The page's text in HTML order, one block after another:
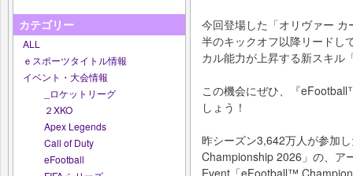
カテゴリー
ALL
ｅスポーツタイトル情報
イベント・大会情報
_ロケットリーグ
２XKO
Apex Legends
Call of Duty
eFootball
今回登場した「オリヴァー
半のキックオフ以降リードし
カル能力が上昇する新スキル
この機会にぜひ、『
しょう！
昨シーズン3,642万人が参加
Championship 2026」の、ア
Event「eFootball™